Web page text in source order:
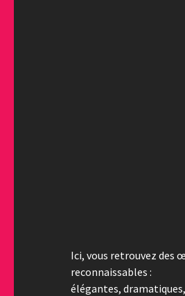
Ici, vous retrouvez des
reconnaissables :
élégantes,